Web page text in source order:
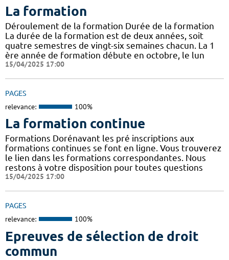
La formation
Déroulement de la formation Durée de la formation
La durée de la formation est de deux années, soit
quatre semestres de vingt-six semaines chacun. La 1
ère année de formation débute en octobre, le lun
15/04/2025 17:00
PAGES
relevance: 100%
La formation continue
Formations Dorénavant les pré inscriptions aux
formations continues se font en ligne. Vous trouverez
le lien dans les formations correspondantes. Nous
restons à votre disposition pour toutes questions
15/04/2025 17:00
PAGES
relevance: 100%
Epreuves de sélection de droit
commun